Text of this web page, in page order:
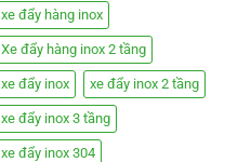
xe đẩy hàng inox
Xe đẩy hàng inox 2 tầng
xe đẩy inox xe đẩy inox 2 tầng
xe đẩy inox 3 tầng
xe đẩy inox 304